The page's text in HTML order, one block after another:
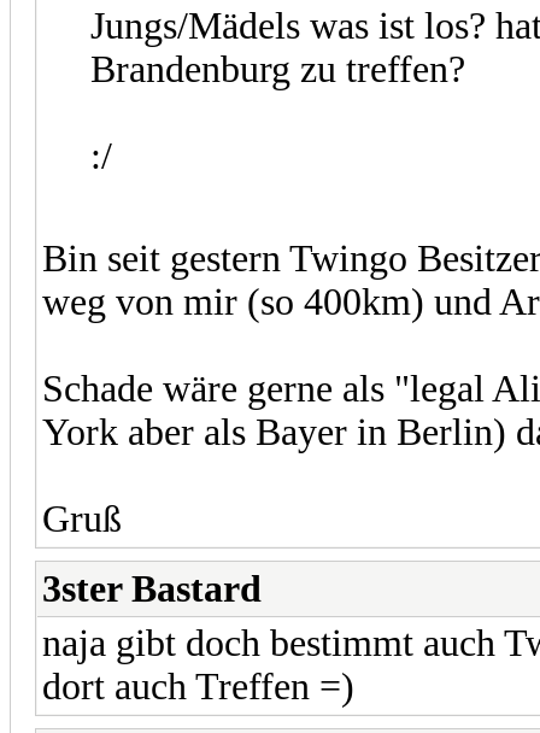
Jungs/Mädels was ist los?
Brandenburg zu treffen?
:/
Bin seit gestern Twingo
weg von mir (so 400km) und
Schade wäre gerne als "legal
York aber als Bayer in Berlin)
Gruß
3ster Bastard
naja gibt doch bestimmt auch
dort auch Treffen =)